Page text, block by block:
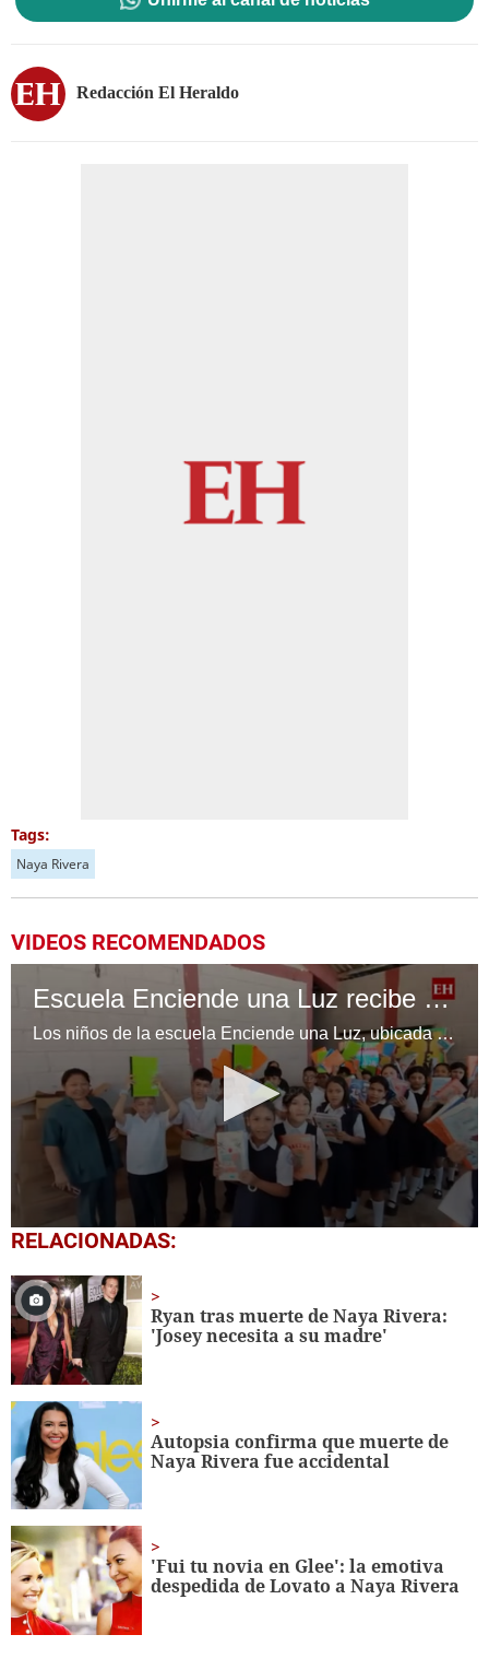
Redacción El Heraldo
Tags:
Naya Rivera
VIDEOS RECOMENDADOS
Escuela Enciende una Luz recibe cuadernos Quick, gracias a la Maratón del Saber
Los niños de la escuela Enciende una Luz, ubicada en la colonia Altos de Santa Rosa, al sur de Tegucigalpa, recibieron cuadernos Quick como parte de la Campaña Maratón del Saber.
0
seconds
1
minute,
56
seconds
RELACIONADAS:
Ryan tras muerte de Naya Rivera:
'Josey necesita a su madre'
Autopsia confirma que muerte de
Naya Rivera fue accidental
'Fui tu novia en Glee': la emotiva
despedida de Lovato a Naya Rivera